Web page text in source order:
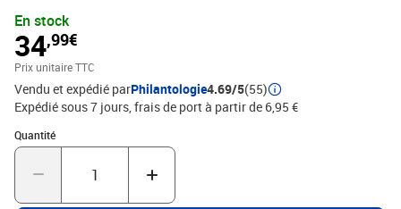
En stock
34,99€
Prix unitaire TTC
Vendu et expédié parPhilantologie4.69/5(55)
Expédié sous 7 jours, frais de port à partir de 6,95 €
Quantité
Quantité : 1